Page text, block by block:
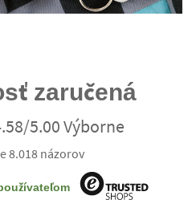
zaručená
5.00 Výborne
8.018 názorov